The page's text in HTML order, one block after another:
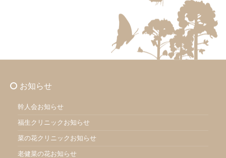
お知らせ
幹人会お知らせ
福生クリニックお知らせ
菜の花クリニックお知らせ
老健菜の花お知らせ